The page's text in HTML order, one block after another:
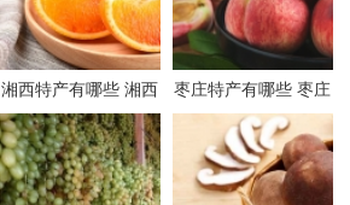
湘西特产有哪些 湘西
有哪些特产
枣庄特产有哪些 枣庄
有哪些特产